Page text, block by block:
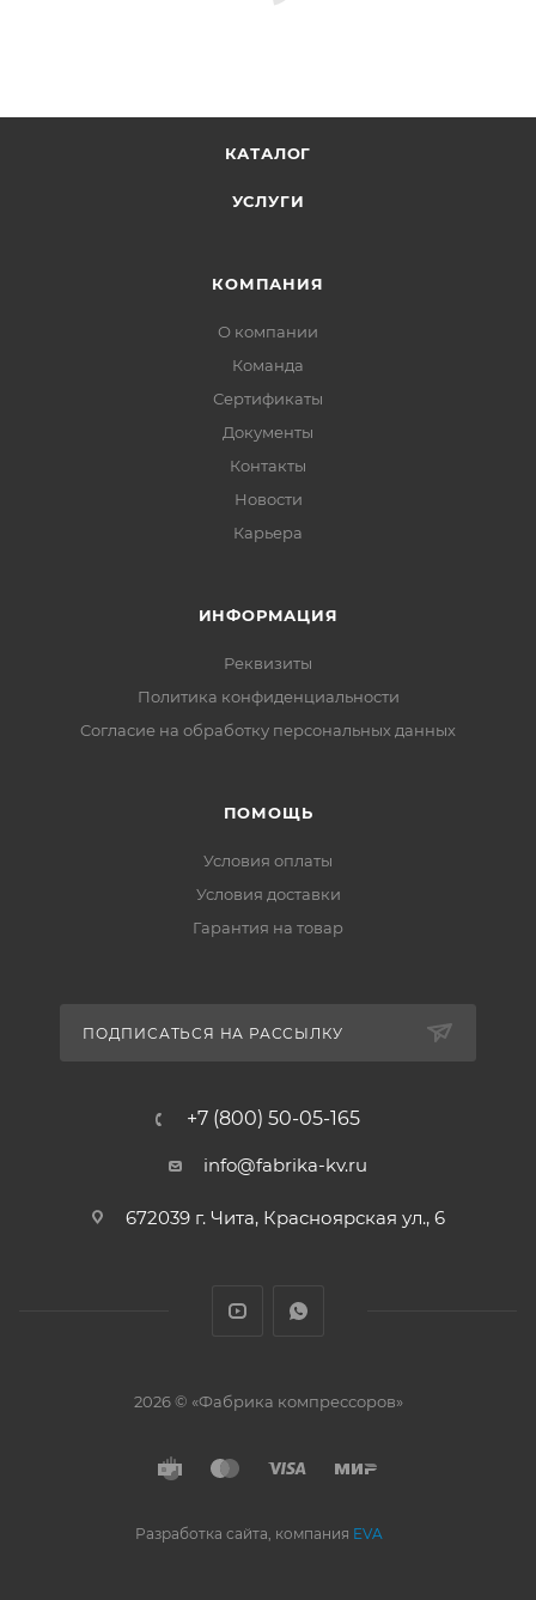
КАТАЛОГ
УСЛУГИ
КОМПАНИЯ
О компании
Команда
Сертификаты
Документы
Контакты
Новости
Карьера
ИНФОРМАЦИЯ
Реквизиты
Политика конфиденциальности
Cогласие на обработку персональных данных
ПОМОЩЬ
Условия оплаты
Условия доставки
Гарантия на товар
ПОДПИСАТЬСЯ НА РАССЫЛКУ
+7 (800) 50-05-165
info@fabrika-kv.ru
672039 г. Чита, Красноярская ул., 6
2026 © «Фабрика компрессоров»
Разработка сайта, компания EVA